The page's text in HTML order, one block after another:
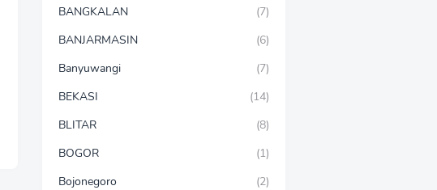
BANGKALAN
(7)
BANJARMASIN
(6)
Banyuwangi
(7)
BEKASI
(14)
BLITAR
(8)
BOGOR
(1)
Bojonegoro
(2)